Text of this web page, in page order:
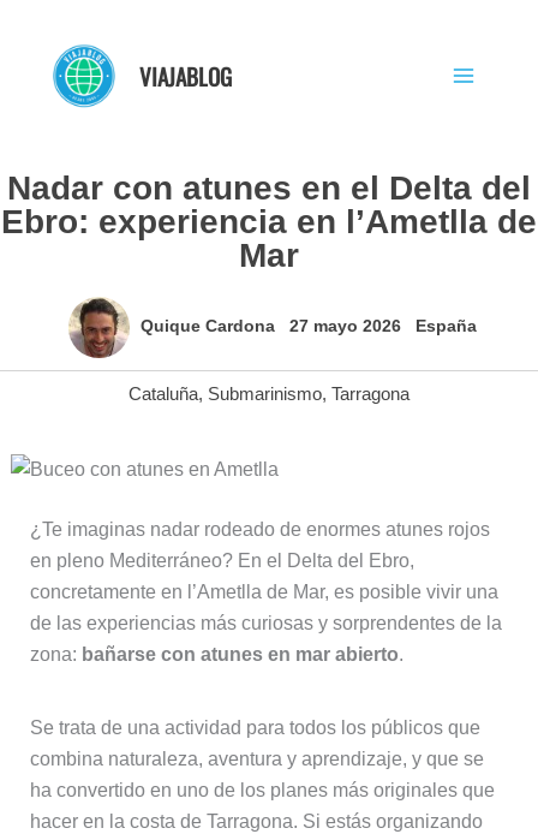
contenido
VIAJABLOG
Nadar con atunes en el Delta del
Ebro: experiencia en l’Ametlla de
Mar
Quique Cardona 27 mayo 2026 España
Cataluña, Submarinismo, Tarragona
¿Te imaginas nadar rodeado de enormes atunes rojos
en pleno Mediterráneo? En el Delta del Ebro,
concretamente en l’Ametlla de Mar, es posible vivir una
de las experiencias más curiosas y sorprendentes de la
zona: bañarse con atunes en mar abierto.
Se trata de una actividad para todos los públicos que
combina naturaleza, aventura y aprendizaje, y que se
ha convertido en uno de los planes más originales que
hacer en la costa de Tarragona. Si estás organizando